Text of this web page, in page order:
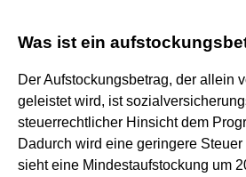
Was ist ein
Der Aufstockungsbetrag, der allein
geleistet wird, ist
steuerrechtlicher Hinsicht dem
Dadurch wird eine geringere
sieht eine Mindestaufstockung um